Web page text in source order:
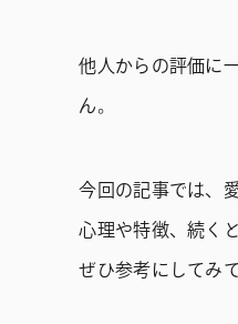
他人からの評価に
ん。
今回の記事では、
心理や特徴、続く
ぜひ参考にしてみ